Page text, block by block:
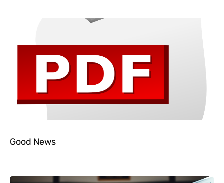
Good News